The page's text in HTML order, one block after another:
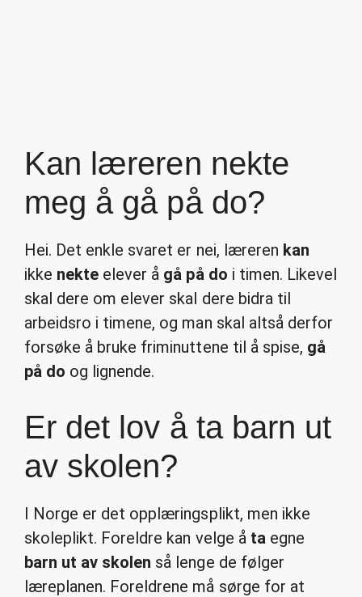
Kan læreren nekte
meg å gå på do?
Hei. Det enkle svaret er nei, læreren kan
ikke nekte elever å gå på do i timen. Likevel
skal dere om elever skal dere bidra til
arbeidsro i timene, og man skal altså derfor
forsøke å bruke friminuttene til å spise, gå
på do og lignende.
Er det lov å ta barn ut
av skolen?
I Norge er det opplæringsplikt, men ikke
skoleplikt. Foreldre kan velge å taegne
barn ut av skolen så lenge de følger
læreplanen. Foreldrene må sørge for at